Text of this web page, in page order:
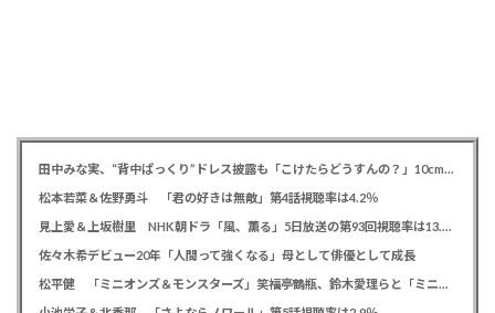
田中みな実、“背中ぱっくり”ドレス披露も「こけたらどうすんの？」10cm超ヒールに心配の声寄せられる
松本若菜＆佐野勇斗 「君の好きは無敵」第4話視聴率は4.2％
見上愛＆上坂樹里 NHK朝ドラ「風、薫る」5日放送の第93回視聴率は13.5％
佐々木希デビュー20年「人間って強くなる」母として俳優として成長
松平健 「ミニオンズ＆モンスターズ」笑福亭鶴瓶、鈴木愛理らと「ミニおんど」披露も「サンバの方が楽」と本音